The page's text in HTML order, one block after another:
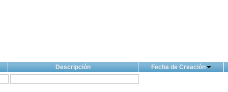
Descripción Fecha de Creación